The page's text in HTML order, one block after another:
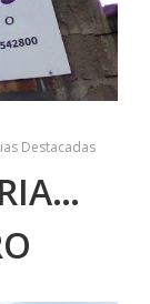
Destacadas